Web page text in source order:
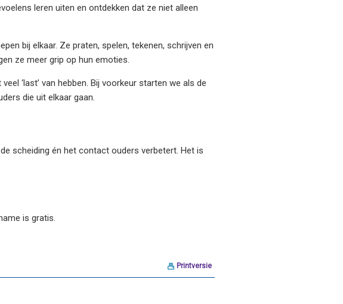
leren uiten en ontdekken dat ze niet alleen
bij elkaar. Ze praten, spelen, tekenen, schrijven en
ze meer grip op hun emoties.
‘last’ van hebben. Bij voorkeur starten we als de
die uit elkaar gaan.
scheiding én het contact ouders verbetert. Het is
is gratis.
Printversie